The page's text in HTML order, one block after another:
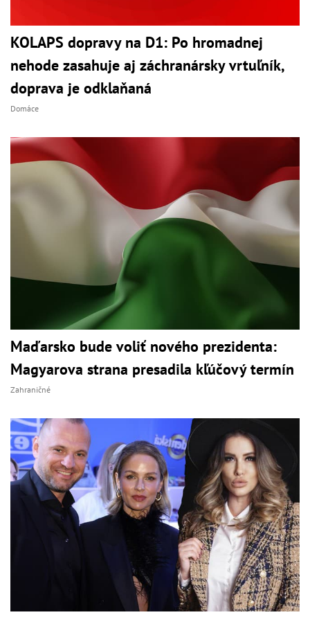
KOLAPS dopravy na D1: Po hromadnej
nehode zasahuje aj záchranársky vrtuľník,
doprava je odklaňaná
Domáce
Maďarsko bude voliť nového prezidenta:
Magyarova strana presadila kľúčový termín
Zahraničné